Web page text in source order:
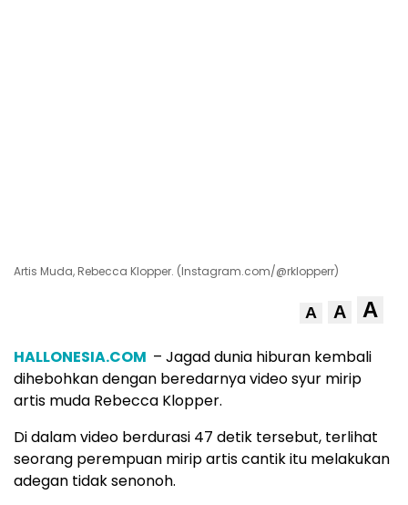
Artis Muda, Rebecca Klopper. (Instagram.com/@rklopperr)
A A A
HALLONESIA.COM – Jagad dunia hiburan kembali
dihebohkan dengan beredarnya video syur mirip
artis muda Rebecca Klopper.
Di dalam video berdurasi 47 detik tersebut, terlihat
seorang perempuan mirip artis cantik itu melakukan
adegan tidak senonoh.